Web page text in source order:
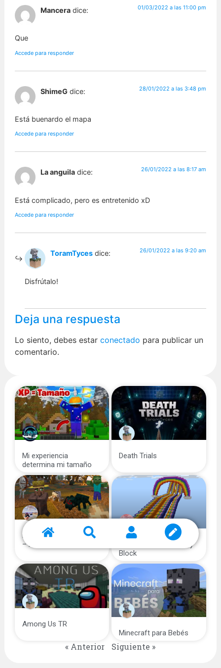
Mancera dice: 01/03/2022 a las 11:00 pm
Que
Accede para responder
ShimeG dice: 28/01/2022 a las 3:48 pm
Está buenardo el mapa
Accede para responder
La anguila dice: 26/01/2022 a las 8:17 am
Está complicado, pero es entretenido xD
Accede para responder
ToramTyces dice: 26/01/2022 a las 9:20 am
Disfrútalo!
Deja una respuesta
Lo siento, debes estarconectado para publicar un
comentario.
Mi experiencia
determina mi tamaño
Death Trials
Biological Optimization
– Animaciones realistas
Carrera Rainbow Lucky
Block
Among Us TR
Minecraft para Bebés
« Anterior Siguiente »